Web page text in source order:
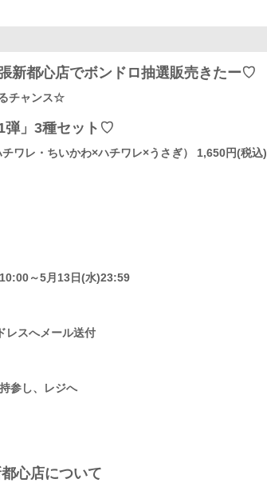
新都心店でボンドロ抽選販売きたー♡
チャンス☆
弾」3種セット♡
ワレ・ちいかわ×ハチワレ×うさぎ） 1,650円(税込)
～5月13日(水)23:59
レスへメール送付
参し、レジへ
心店について